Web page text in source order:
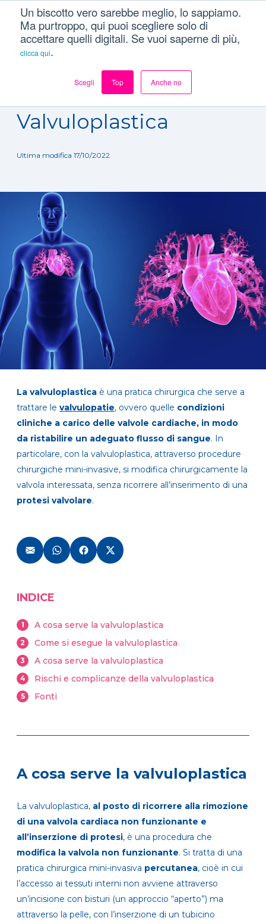
Un biscotto vero sarebbe meglio, lo sappiamo.
Ma purtroppo, qui puoi scegliere solo di
accettare quelli digitali. Se vuoi saperne di più,
clicca qui.
Scegli Top Anche no
Trattamenti Valvuloplastica
Valvuloplastica
Ultima modifica 17/10/2022
La valvuloplastica è una pratica chirurgica che serve a
trattare le valvulopatie, ovvero quelle condizioni
cliniche a carico delle valvole cardiache, in modo
da ristabilire un adeguato flusso di sangue. In
particolare, con la valvuloplastica, attraverso procedure
chirurgiche mini-invasive, si modifica chirurgicamente la
valvola interessata, senza ricorrere all’inserimento di una
protesi valvolare.
INDICE
1 A cosa serve la valvuloplastica
2 Come si esegue la valvuloplastica
3 A cosa serve la valvuloplastica
4 Rischi e complicanze della valvuloplastica
5 Fonti
A cosa serve la valvuloplastica
La valvuloplastica, al posto di ricorrere alla rimozione
di una valvola cardiaca non funzionante e
all’inserzione di protesi, è una procedura che
modifica la valvola non funzionante. Si tratta di una
pratica chirurgica mini-invasiva percutanea, cioè in cui
l’accesso ai tessuti interni non avviene attraverso
un’incisione con bisturi (un approccio “aperto”) ma
attraverso la pelle, con l’inserzione di un tubicino